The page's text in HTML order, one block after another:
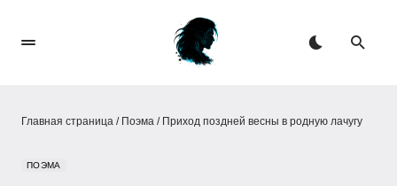
Главная страница / Поэма / Приход поздней весны в родную лачугу
ПОЭМА